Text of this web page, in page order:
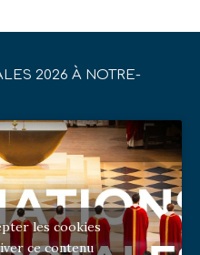
2026 À NOTRE-
les cookies
ce contenu